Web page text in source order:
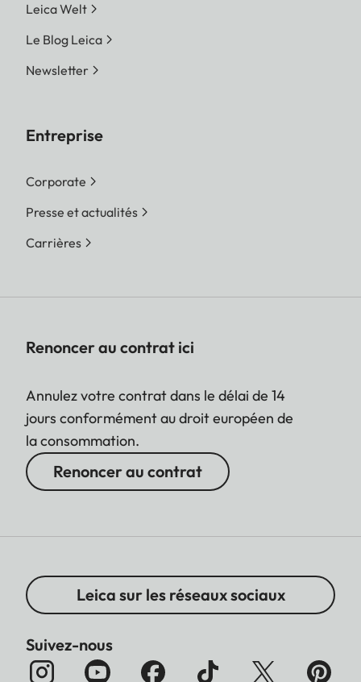
Leica Welt
Le Blog Leica
Newsletter
Entreprise
Corporate
Presse et actualités
Carrières
Renoncer au contrat ici
Annulez votre contrat dans le délai de 14
jours conformément au droit européen de
la consommation.
Renoncer au contrat
Leica sur les réseaux sociaux
Suivez-nous